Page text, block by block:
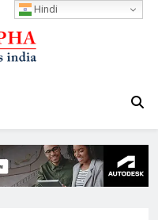
Hindi